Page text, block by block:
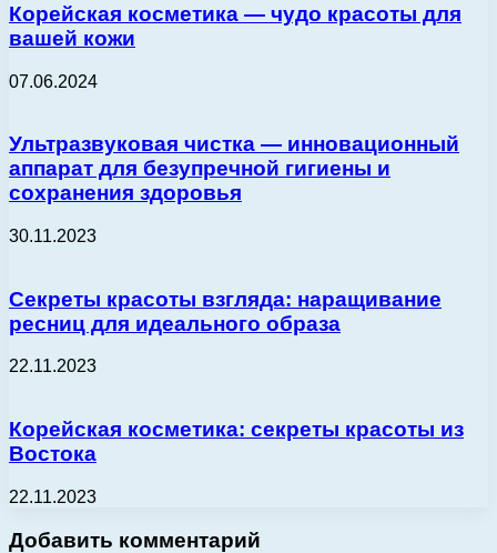
Корейская косметика — чудо красоты для
вашей кожи
07.06.2024
Ультразвуковая чистка — инновационный
аппарат для безупречной гигиены и
сохранения здоровья
30.11.2023
Секреты красоты взгляда: наращивание
ресниц для идеального образа
22.11.2023
Корейская косметика: секреты красоты из
Востока
22.11.2023
Добавить комментарий